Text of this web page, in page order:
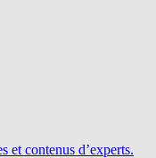
et contenus d’experts.